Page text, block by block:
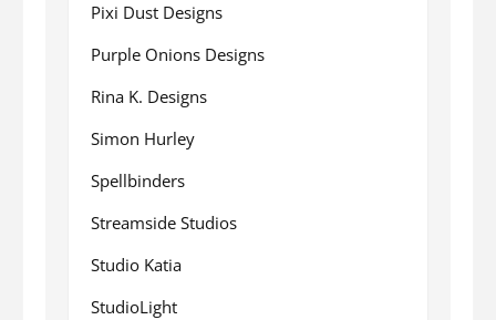
Pixi Dust Designs
Purple Onions Designs
Rina K. Designs
Simon Hurley
Spellbinders
Streamside Studios
Studio Katia
StudioLight